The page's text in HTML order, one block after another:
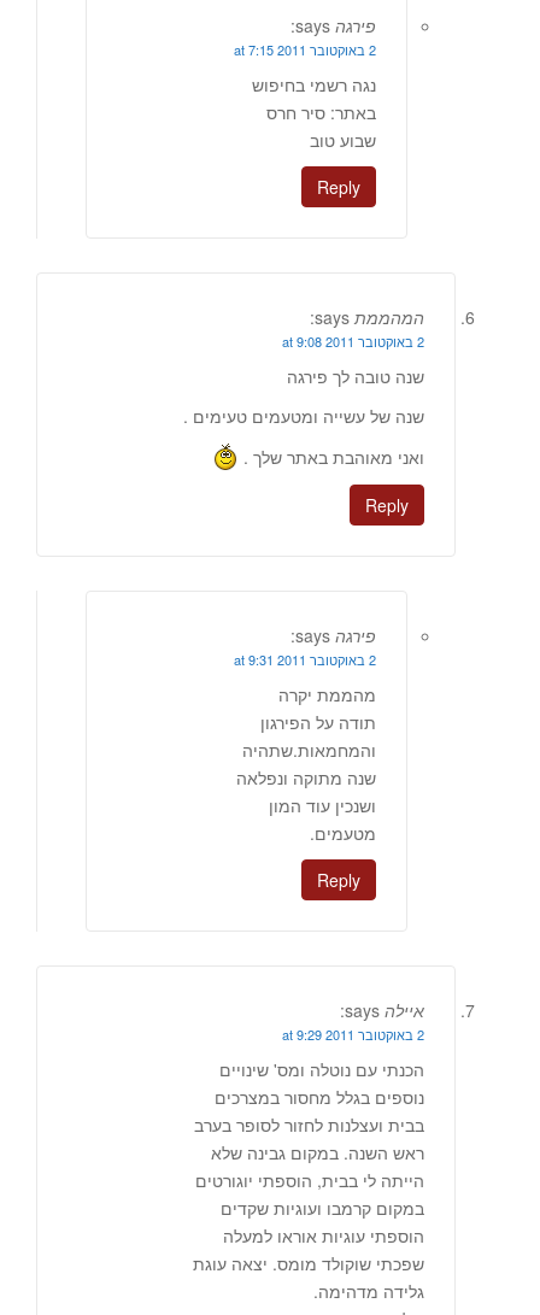
פירגה says:
2 באוקטובר 2011 at 7:15
נגה רשמי בחיפוש
באתר: סיר חרס
שבוע טוב
Reply
המהממת says:
2 באוקטובר 2011 at 9:08
שנה טובה לך פירגה
שנה של עשייה ומטעמים טעימים .
ואני מאוהבת באתר שלך .
Reply
פירגה says:
2 באוקטובר 2011 at 9:31
מהממת יקרה
תודה על הפירגון
והמחמאות.שתהיה
שנה מתוקה ונפלאה
ושנכין עוד המון
מטעמים.
Reply
איילה says:
2 באוקטובר 2011 at 9:29
הכנתי עם נוטלה ומס' שינויים
נוספים בגלל מחסור במצרכים
בבית ועצלנות לחזור לסופר בערב
ראש השנה. במקום גבינה שלא
הייתה לי בבית, הוספתי יוגורטים
במקום קרמבו ועוגיות שקדים
הוספתי עוגיות אוראו למעלה
שפכתי שוקולד מומס. יצאה עוגת
גלידה מדהימה.